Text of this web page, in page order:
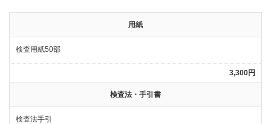
用紙
検査用紙50部
3,300円
検査法・手引書
検査法手引